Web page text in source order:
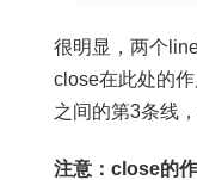
很明显，两个
close在此处的
之间的第3条线
注意：close的